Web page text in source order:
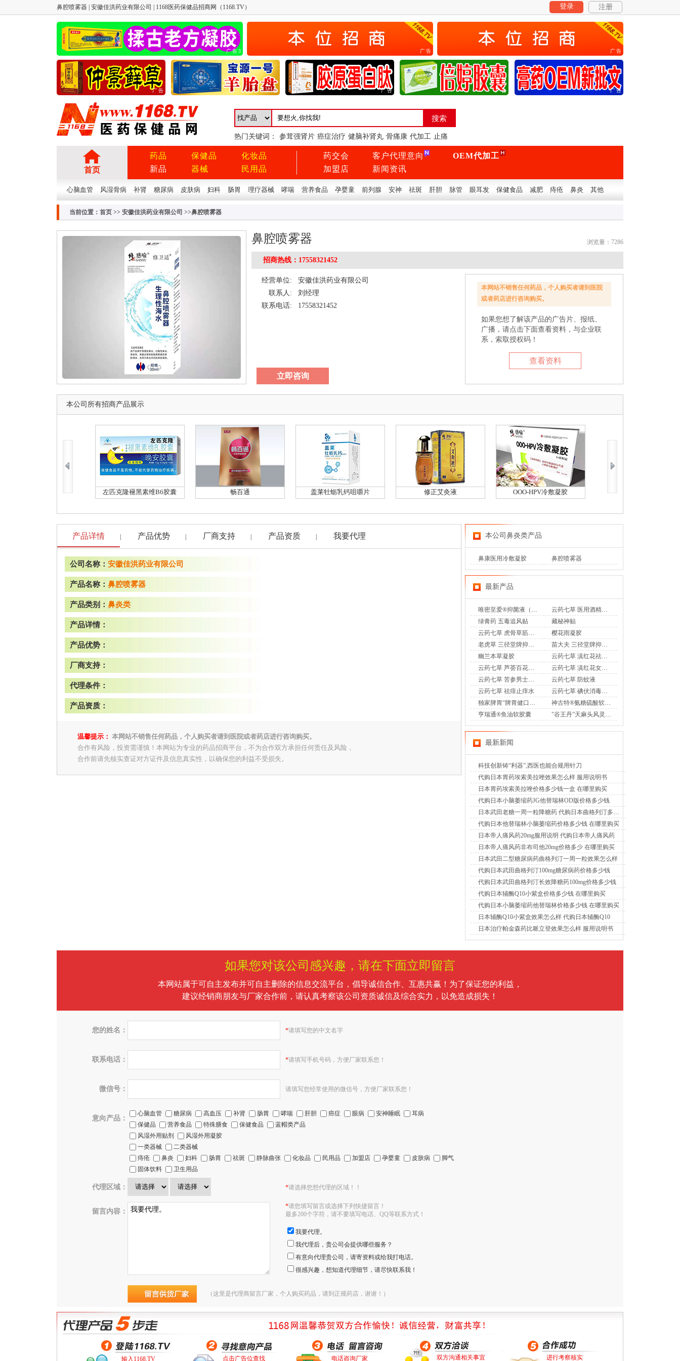
鼻腔喷雾器 | 安徽佳洪药业有限公司 | 1168医药保健品招商网（1168.TV） 登录 注册
广告3 广告 广告
广告 广告 广告 广告 广告
热门关键词： 参茸强肾片 癌症治疗 健脑补肾丸 骨痛康 代加工 止痛
首页
药品
新品
保健品
器械
化妆品
民用品
药交会
加盟店
客户代理意向
新闻资讯
OEM代加工
心脑血管 风湿骨病 补肾 糖尿病 皮肤病 妇科 肠胃 理疗器械 哮喘 营养食品 孕婴童 前列腺 安神 祛斑 肝胆 脉管 眼耳发 保健食品 减肥 痔疮 鼻炎 其他
当前位置： 首页 >> 安徽佳洪药业有限公司 >>鼻腔喷雾器
鼻腔喷雾器 浏览量：7286
招商热线：17558321452
经营单位:
安徽佳洪药业有限公司
联系人:
刘经理
联系电话:
17558321452
立即咨询
本网站不销售任何药品，个人购买者请到医院
或者药店进行咨询购买。
如果您想了解该产品的广告片、报纸、
广播，请点击下面查看资料，与企业联
系，索取授权码！
查看资料
本公司所有招商产品展示
左匹克隆褪黑素维B6胶囊 畅百通 盖莱牡蛎乳钙咀嚼片 修正艾灸液 OOO-HPV冷敷凝胶 臭恙妇科阴道冷敷凝胶
产品详情 产品优势 厂商支持 产品资质 我要代理
公司名称： 安徽佳洪药业有限公司
产品名称： 鼻腔喷雾器
产品类别： 鼻炎类
产品详情：
产品优势：
厂商支持：
代理条件：
产品资质：
温馨提示： 本网站不销售任何药品，个人购买者请到医院或者药店进行咨询购买。
合作有风险，投资需谨慎！本网站为专业的药品招商平台，不为合作双方承担任何责任及风险，
合作前请先核实查证对方证件及信息真实性，以确保您的利益不受损失。
本公司鼻炎类产品
鼻康医用冷敷凝胶 鼻腔喷雾器
最新产品
唯密至爱®抑菌液（专利妇科乳液香奢洗液）
云药七草 医用酒精消毒液
绿膏药 五毒追风贴
藏秘神贴
云药七草 虎骨草筋骨通 远红外治疗贴
樱花雨凝胶
老虎草 三径堂牌抑菌膏
苗大夫 三径堂牌抑菌乳膏
幽兰本草凝胶
云药七草 滇红花祛味凝胶
云药七草 芦荟百花凝胶
云药七草 滇红花女士护理液
云药七草 苦参男士护理液
云药七草 防蚊液
云药七草 祛痱止痒水
云药七草 碘伏消毒液喷剂
独家脾胃“脾胃健口服液”OTC
神古特®氨糖硫酸软骨素酪蛋白磷酸肽片
亨瑞通®鱼油软胶囊
"谷王丹”天麻头风灵胶囊OTC
最新新闻
科技创新铸“利器”,西医也能合规用针刀
代购日本胃药埃索美拉唑效果怎么样 服用说明书
日本胃药埃索美拉唑价格多少钱一盒 在哪里购买
代购日本小脑萎缩药JG他替瑞林OD版价格多少钱
日本武田老糖一周一粒降糖药 代购日本曲格列汀多少钱
代购日本他替瑞林小脑萎缩药价格多少钱 在哪里购买
日本帝人痛风药20mg服用说明 代购日本帝人痛风药
日本帝人痛风药非布司他20mg价格多少 在哪里购买
日本武田二型糖尿病药曲格列汀一周一粒效果怎么样
代购日本武田曲格列汀100mg糖尿病药价格多少钱
代购日本武田曲格列汀长效降糖药100mg价格多少钱
代购日本辅酶Q10小紫盒价格多少钱 在哪里购买
代购日本小脑萎缩药他替瑞林价格多少钱 在哪里购买
日本辅酶Q10小紫盒效果怎么样 代购日本辅酶Q10
日本治疗帕金森药比哌立登效果怎么样 服用说明书
如果您对该公司感兴趣，请在下面立即留言
本网站属于可自主发布并可自主删除的信息交流平台，倡导诚信合作、互惠共赢！为了保证您的利益，
建议经销商朋友与厂家合作前，请认真考察该公司资质诚信及综合实力，以免造成损失！
您的姓名： *请填写您的中文名字
联系电话： *请填写手机号码，方便厂家联系您！
微信号： 请填写您经常使用的微信号，方便厂家联系您！
意向产品：
心脑血管 糖尿病 高血压 补肾 肠胃 哮喘 肝胆 癌症 眼病 安神睡眠
耳病
保健品
营养食品 特殊膳食 保健食品
蓝帽类产品
风湿外用贴剂
风湿外用凝胶
一类器械
二类器械
痔疮
鼻炎 妇科 肠胃 祛斑 静脉曲张 化妆品 民用品 加盟店 孕婴童 皮肤病
脚气
固体饮料
卫生用品
代理区域： *请选择您想代理的区域！！
留言内容：
*请您填写留言或选择下列快捷留言！
最多200个字符，请不要填写电话、QQ等联系方式！
我要代理。
我代理后，贵公司会提供哪些服务？
有意向代理贵公司，请寄资料或给我打电话。
很感兴趣，想知道代理细节，请尽快联系我！
（这里是代理商留言厂家，个人购买药品，请到正规药店，谢谢！）
输入1168.TV 点击广告位查找 电话咨询厂家 双方沟通相关事宜 进行考察核实